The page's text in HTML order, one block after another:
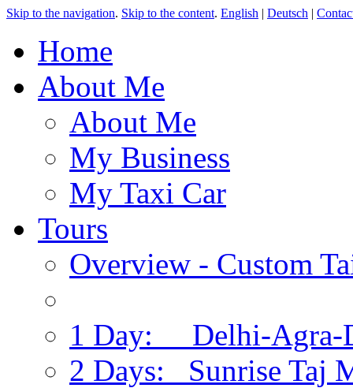
Skip to the navigation. Skip to the content. English | Deutsch |
Home
About Me
About Me
My Business
My Taxi Car
Tours
Overview - Custom
1 Day: Delhi-Agra-
2 Days: Sunrise Taj